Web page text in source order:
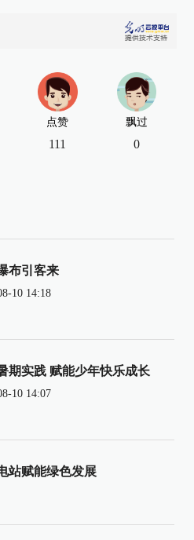
点赞
111
飘过
0
布引客来
10 14:18
期实践 赋能少年快乐成长
10 14:07
站赋能绿色发展